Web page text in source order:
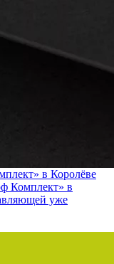
в Королёве
Комплект» в
уже